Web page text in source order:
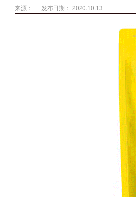
来源： 发布日期： 2020.10.13